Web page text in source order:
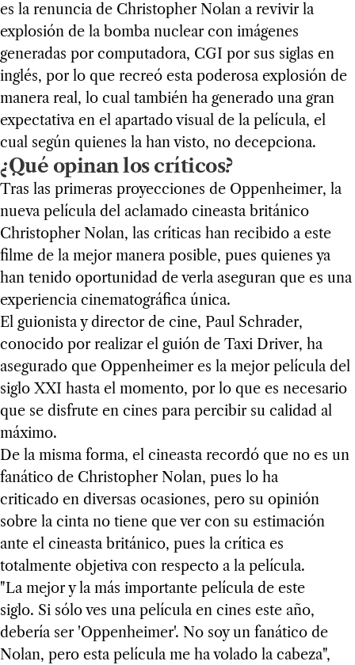
es la renuncia de Christopher Nolan a revivir la
explosión de la bomba nuclear con imágenes
generadas por computadora, CGI por sus siglas en
inglés, por lo que recreó esta poderosa explosión de
manera real, lo cual también ha generado una gran
expectativa en el apartado visual de la película, el
cual según quienes la han visto, no decepciona.
¿Qué opinan los críticos?
Tras las primeras proyecciones de Oppenheimer, la
nueva película del aclamado cineasta británico
Christopher Nolan, las críticas han recibido a este
filme de la mejor manera posible, pues quienes ya
han tenido oportunidad de verla aseguran que es una
experiencia cinematográfica única.
El guionista y director de cine, Paul Schrader,
conocido por realizar el guión de Taxi Driver, ha
asegurado que Oppenheimer es la mejor película del
siglo XXI hasta el momento, por lo que es necesario
que se disfrute en cines para percibir su calidad al
máximo.
De la misma forma, el cineasta recordó que no es un
fanático de Christopher Nolan, pues lo ha
criticado en diversas ocasiones, pero su opinión
sobre la cinta no tiene que ver con su estimación
ante el cineasta británico, pues la crítica es
totalmente objetiva con respecto a la película.
"La mejor y la más importante película de este
siglo. Si sólo ves una película en cines este año,
debería ser 'Oppenheimer'. No soy un fanático de
Nolan, pero esta película me ha volado la cabeza",